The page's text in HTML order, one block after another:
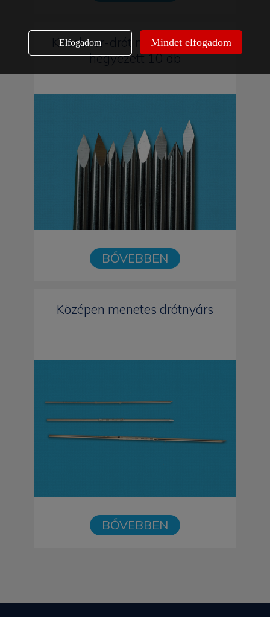
Kirschner-drót mindkét végén
hegyezett 10 db
BŐVEBBEN
Középen menetes drótnyárs
BŐVEBBEN
Elfogadom Mindet elfogadom